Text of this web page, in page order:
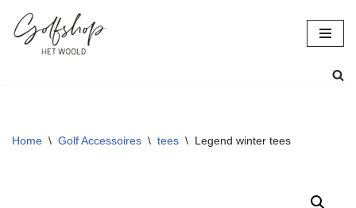
Ga
Home \ Golf Accessoires \ tees \ Legend winter tees